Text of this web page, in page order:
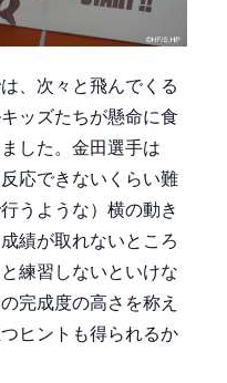
、次々と飛んでくる
ッズたちが懸命に食
した。金田選手は
応できないくらい難
うような）横の動き
績が取れないところ
練習しないといけな
完成度の高さを称え
ヒントも得られるか